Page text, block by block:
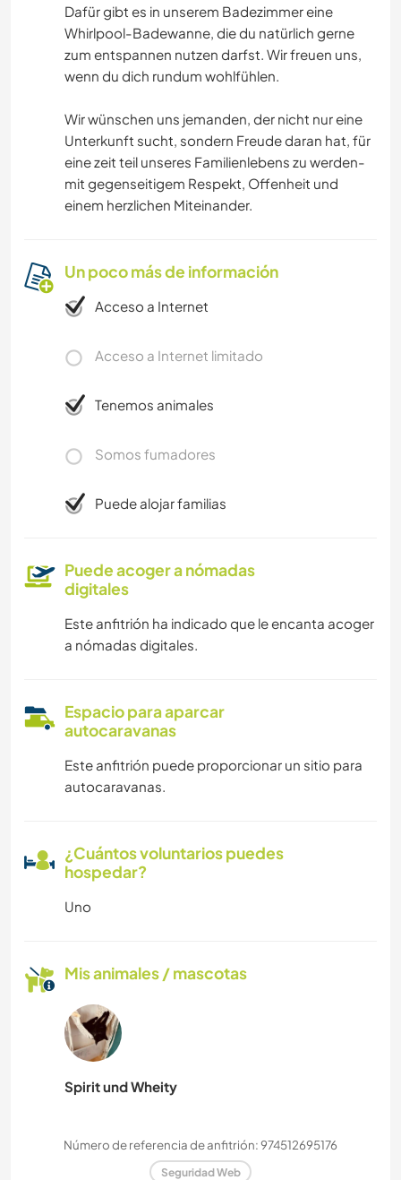
Dafür gibt es in unserem Badezimmer eine
Whirlpool-Badewanne, die du natürlich gerne
zum entspannen nutzen darfst. Wir freuen uns,
wenn du dich rundum wohlfühlen.
Wir wünschen uns jemanden, der nicht nur eine
Unterkunft sucht, sondern Freude daran hat, für
eine zeit teil unseres Familienlebens zu werden-
mit gegenseitigem Respekt, Offenheit und
einem herzlichen Miteinander.
Un poco más de información
Acceso a Internet
Acceso a Internet limitado
Tenemos animales
Somos fumadores
Puede alojar familias
Puede acoger a nómadas
digitales
Este anfitrión ha indicado que le encanta acoger
a nómadas digitales.
Espacio para aparcar
autocaravanas
Este anfitrión puede proporcionar un sitio para
autocaravanas.
¿Cuántos voluntarios puedes
hospedar?
Uno
Mis animales / mascotas
Spirit und Wheity
Número de referencia de anfitrión: 974512695176
Seguridad Web